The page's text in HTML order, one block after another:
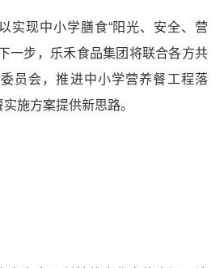
现中小学膳食“阳光、安全、营
一步，乐禾食品集团将联合各方共
员会，推进中小学营养餐工程落
施方案提供新思路。